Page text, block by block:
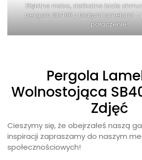
Błękitne niebo, delikatne białe
pergola SB400 z białymi lamelami
połączenie!
Pergola
Wolnostojąca
Zdjęć
Cieszymy się, że obejrzałeś naszą
inspiracji zapraszamy do naszym
społecznościowych!